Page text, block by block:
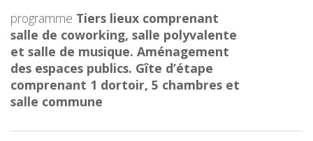
programme Tiers lieux comprenant
salle de coworking, salle polyvalente
et salle de musique. Aménagement
des espaces publics. Gîte d’étape
comprenant 1 dortoir, 5 chambres et
salle commune